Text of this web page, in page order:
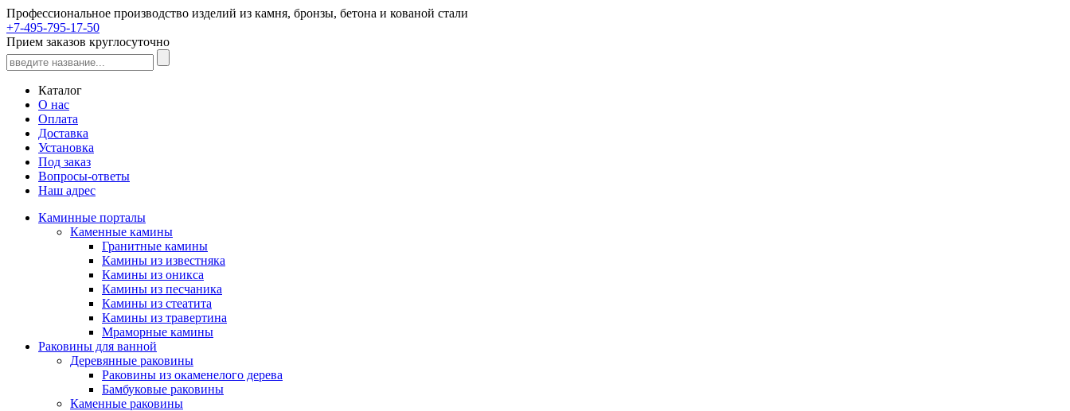
Профессиональное производство изделий из камня, бронзы, бетона и кованой стали
+7-495-795-17-50
Прием заказов круглосуточно
Каталог
О нас
Оплата
Доставка
Установка
Под заказ
Вопросы-ответы
Наш адрес
Каминные порталы
Каменные камины
Гранитные камины
Камины из известняка
Камины из оникса
Камины из песчаника
Камины из стеатита
Камины из травертина
Мраморные камины
Раковины для ванной
Деревянные раковины
Раковины из окаменелого дерева
Бамбуковые раковины
Каменные раковины